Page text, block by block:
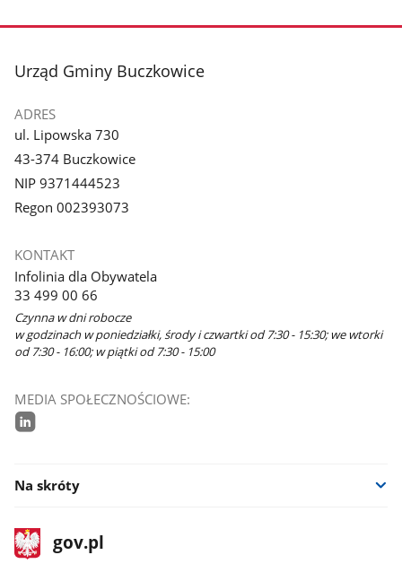
stopka
Urząd Gminy Buczkowice
ADRES
ul. Lipowska 730
43-374 Buczkowice
NIP 9371444523
Regon 002393073
KONTAKT
Infolinia dla Obywatela
33 499 00 66
Czynna w dni robocze
w godzinach w poniedziałki, środy i czwartki od 7:30 - 15:30; we wtorki
od 7:30 - 16:00; w piątki od 7:30 - 15:00
MEDIA SPOŁECZNOŚCIOWE:
Na skróty
stopka
gov.plStrona
gov.pl